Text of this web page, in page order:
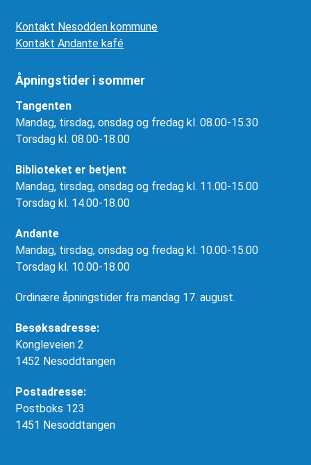
Kontakt Nesodden kommune
Kontakt Andante kafé
Åpningstider i sommer
Tangenten
Mandag, tirsdag, onsdag og fredag kl. 08.00-15.30
Torsdag kl. 08.00-18.00
Biblioteket er betjent
Mandag, tirsdag, onsdag og fredag kl. 11.00-15.00
Torsdag kl. 14.00-18.00
Andante
Mandag, tirsdag, onsdag og fredag kl. 10.00-15.00
Torsdag kl. 10.00-18.00
Ordinære åpningstider fra mandag 17. august.
Besøksadresse:
Kongleveien 2
1452 Nesoddtangen
Postadresse:
Postboks 123
1451 Nesoddtangen